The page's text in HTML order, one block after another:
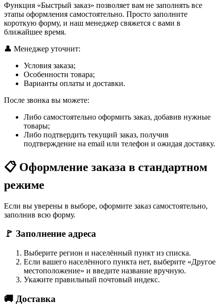
Функция «Быстрый заказ» позволяет вам не заполнять все
этапы оформления самостоятельно. Просто заполните
короткую форму, и наш менеджер свяжется с вами в
ближайшее время.
👤 Менеджер уточнит:
Условия заказа;
Особенности товара;
Варианты оплаты и доставки.
После звонка вы можете:
Либо самостоятельно оформить заказ, добавив нужные
товары;
Либо подтвердить текущий заказ, получив
подтверждение на email или телефон и ожидая доставку.
📋 Оформление заказа в стандартном
режиме
Если вы уверены в выборе, оформите заказ самостоятельно,
заполнив всю форму.
🚩 Заполнение адреса
Выберите регион и населённый пункт из списка.
Если вашего населённого пункта нет, выберите «Другое
местоположение» и введите название вручную.
Укажите правильный почтовый индекс.
🚚 Доставка